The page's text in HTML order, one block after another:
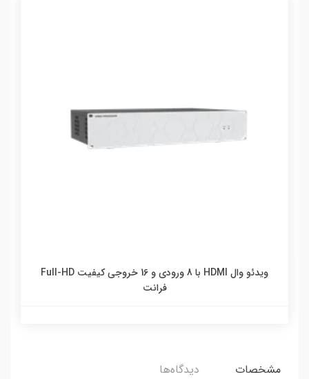
ويدئو وال HDMI با 8 ورودي و 16 خروجي کيفيت Full-HD
فرانت
مشخصات دیدگاه‌ها